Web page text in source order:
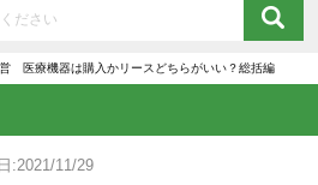
医療機器は購入かリースどちらがいい？総括編
:2021/11/29